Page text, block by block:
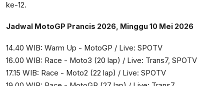
ke-12.
Jadwal MotoGP Prancis 2026, Minggu 10 Mei 2026
14.40 WIB: Warm Up - MotoGP / Live: SPOTV
16.00 WIB: Race - Moto3 (20 lap) / Live: Trans7, SPOTV
17.15 WIB: Race - Moto2 (22 lap) / Live: SPOTV